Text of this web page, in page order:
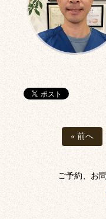
« 前へ
ご予約、お